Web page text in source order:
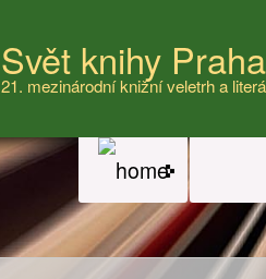
Svět knihy
21. mezinárodní knižní veletrh a